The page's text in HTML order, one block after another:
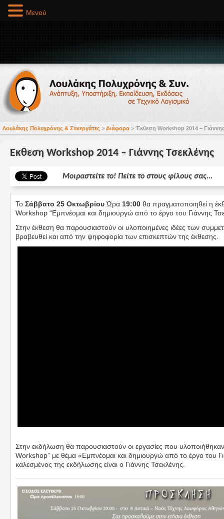
Λουλάκης Πολυχρόνης & Συνεργάτες > Διάφορα > Έκθεση Workshop 2014 –
Έκθεση Workshop 2014 – Γιάννης Τσεκλένης
Μοιραστείτε το! Πείτε το στους φίλους σας...
Το Σάββατο 25 ΟκτωβρίουΏρα 19:00 θα πραγματοποιηθεί η
Workshop “Εμπνέομαι και δημιουργώ από το έργο του Γιάννης
Στην έκθεση θα παρουσιαστούν οι υλοποιημένες ιδέες των
βραβευθεί και από την ψηφοφορία των επισκεπτών της έκθεσης.
Στην εκδήλωση θα παρουσιαστούν οι εργασίες που
Workshop” με θέμα «Εμπνέομαι και δημιουργώ από το έργο του
καλεσμένος της εκδήλωσης είναι ο Γιάννης Τσεκλένης.
Μενού